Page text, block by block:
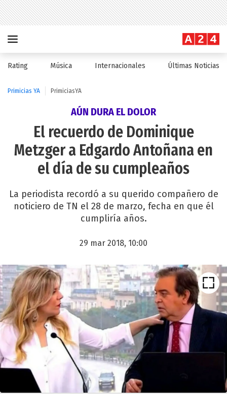
Rating Música Internacionales Últimas Noticias
Primicias YA PrimiciasYA
AÚN DURA EL DOLOR
El recuerdo de Dominique
Metzger a Edgardo Antoñana en
el día de su cumpleaños
La periodista recordó a su querido compañero de
noticiero de TN el 28 de marzo, fecha en que él
cumpliría años.
29 mar 2018, 10:00